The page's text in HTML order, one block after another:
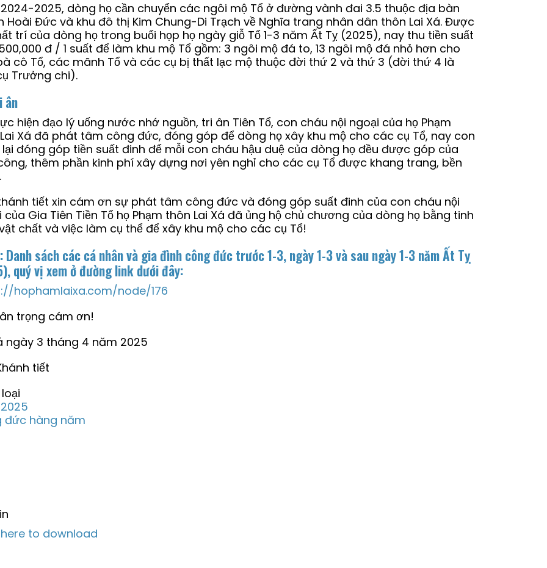
2025, dòng họ cần chuyển các ngôi mộ Tổ ở đường vành đai 3.5 thuộc địa bàn
Hoài Đức và khu đô thị Kim Chung-Di Trạch về Nghĩa trang nhân dân thôn Lai Xá. Được
trí của dòng họ trong buổi họp họ ngày giỗ Tổ 1-3 năm Ất Tỵ (2025), nay thu tiền suất
đ / 1 suất để làm khu mộ Tổ gồm: 3 ngôi mộ đá to, 13 ngôi mộ đá nhỏ hơn cho
cô Tổ, các mãnh Tổ và các cụ bị thất lạc mộ thuộc đời thứ 2 và thứ 3 (đời thứ 4 là
Trưởng chi).
ân
hiện đạo lý uống nước nhớ nguồn, tri ân Tiên Tổ, con cháu nội ngoại của họ Phạm
Xá đã phát tâm công đức, đóng góp để dòng họ xây khu mộ cho các cụ Tổ, nay con
đóng góp tiền suất đinh để mỗi con cháu hậu duệ của dòng họ đều được góp của
thêm phần kinh phí xây dựng nơi yên nghỉ cho các cụ Tổ được khang trang, bền
tiết xin cám ơn sự phát tâm công đức và đóng góp suất đinh của con cháu nội
của Gia Tiên Tiền Tổ họ Phạm thôn Lai Xá đã ủng hộ chủ chương của dòng họ bằng tinh
chất và việc làm cụ thể để xây khu mộ cho các cụ Tổ!
Danh sách các cá nhân và gia đình công đức trước 1-3, ngày 1-3 và sau ngày 1-3 năm Ất Tỵ
quý vị xem ở đường link dưới đây:
hophamlaixa.com/node/176
trọng cám ơn!
ngày 3 tháng 4 năm 2025
tiết
đức hàng năm
to download